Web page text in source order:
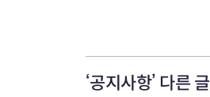
‘공지사항’ 다른 글